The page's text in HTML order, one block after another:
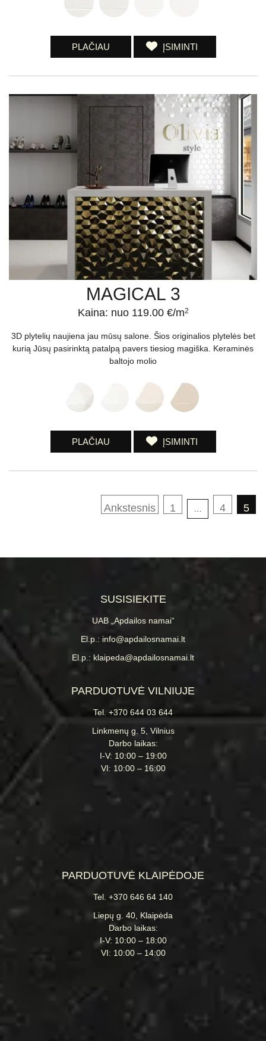
PLAČIAU ĮSIMINTI
MAGICAL 3
Kaina: nuo 119.00 €/m2
3D plytelių naujiena jau mūsų salone. Šios originalios plytelės bet
kurią Jūsų pasirinktą patalpą pavers tiesiog magiška. Keraminės
baltojo molio
PLAČIAU ĮSIMINTI
Ankstesnis 1 4 5
SUSISIEKITE
UAB „Apdailos namai“
El.p.: info@apdailosnamai.lt
El.p.: klaipeda@apdailosnamai.lt
PARDUOTUVĖ VILNIUJE
Tel. +370 644 03 644
Linkmenų g. 5, Vilnius
Darbo laikas:
I-V: 10:00 – 19:00
VI: 10:00 – 16:00
PARDUOTUVĖ KLAIPĖDOJE
Tel. +370 646 64 140
Liepų g. 40, Klaipėda
Darbo laikas:
I-V: 10:00 – 18:00
VI: 10:00 – 14:00